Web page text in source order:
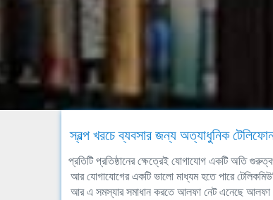
স্বল্প খরচে ব্যবসার জন্য অত্যাধুনিক
প্রতিটি প্রতিষ্ঠানের ক্ষেত্রেই যোগাযোগ একটি অতি
আর যোগাযোগের একটি ভালো মাধ্যম হতে পারে
আর এ সমস্যার সমাধান করতে আলফা নেট এনেছে আলফা